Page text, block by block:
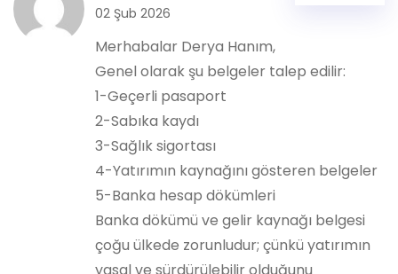
02 Şub 2026
Merhabalar Derya Hanım,
Genel olarak şu belgeler talep edilir:
1-Geçerli pasaport
2-Sabıka kaydı
3-Sağlık sigortası
4-Yatırımın kaynağını gösteren belgeler
5-Banka hesap dökümleri
Banka dökümü ve gelir kaynağı belgesi
çoğu ülkede zorunludur; çünkü yatırımın
yasal ve sürdürülebilir olduğunu